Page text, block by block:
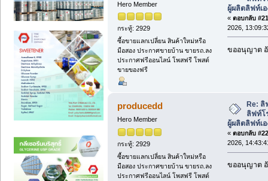
Hero Member
กระทู้: 2929
ซื้อขายแลกเปลี่ยน สินค้าใหม่หรือ
มือสอง ประกาศขายบ้าน ขายรถ.ลง
ประกาศฟรีออนไลน์ โพสฟรี โพสต์
ขายของฟรี
ผู้ผลิตลิฟท์เ
« ตอบกลับ
2026,
ขออนุญาต
producedd
Hero Member
กระทู้: 2929
ซื้อขายแลกเปลี่ยน สินค้าใหม่หรือ
มือสอง ประกาศขายบ้าน ขายรถ.ลง
ประกาศฟรีออนไลน์ โพสฟรี โพสต์
Re:
ลิฟท์โ
ผู้ผลิตลิฟท์เ
« ตอบกลับ
2026,
ขออนุญาต